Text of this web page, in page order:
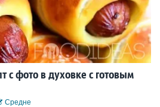
с фото в духовке с готовым
Средне